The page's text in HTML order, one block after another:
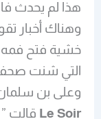
هذا لم يحدث
وهناك أخبار
خشية فتح فمه
التي شنت
وعلى بن سلمان
Le Soir قالت